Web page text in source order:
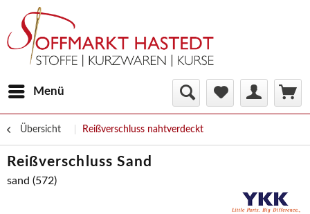
Menü
Übersicht Reißverschluss nahtverdeckt
Reißverschluss Sand
sand (572)